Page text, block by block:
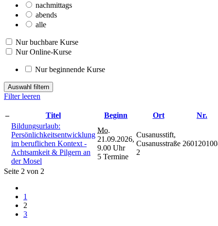
nachmittags
abends
alle
Nur buchbare Kurse
Nur Online-Kurse
Nur beginnende Kurse
Auswahl filtern
Filter leeren
– Titel Beginn Ort
Nr.
Bildungsurlaub:
Persönlichkeitsentwicklung
im beruflichen Kontext -
Achtsamkeit & Pilgern an
der Mosel
Mo.
21.09.2026,
9.00 Uhr
5 Termine
Cusanusstift,
Cusanusstraße
2
Seite 2 von 2
1
2
3